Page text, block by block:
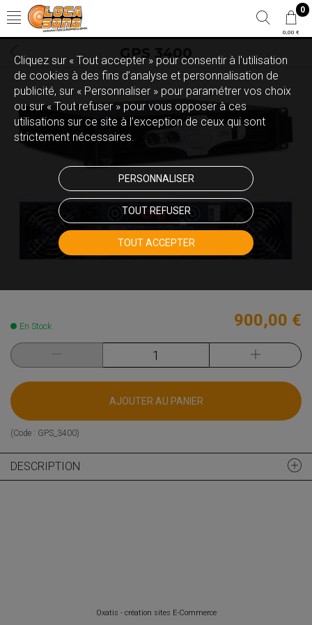
0
0,00 €
GPS 3400
En Stock 900,00 €
AJOUTER AU PANIER
(Code : GPS_3400)
DESCRIPTION
Cliquez sur « Tout accepter » pour consentir à l'utilisation
de cookies à des fins d’analyse et personnalisation de
publicité, sur « Personnaliser » pour paramétrer vos choix
ou sur « Tout refuser » pour vous opposer à ces
utilisations sur ce site à l’exception de ceux qui sont
strictement nécessaires.
PERSONNALISER
TOUT REFUSER
TOUT ACCEPTER
Oxatis - création sites E-Commerce